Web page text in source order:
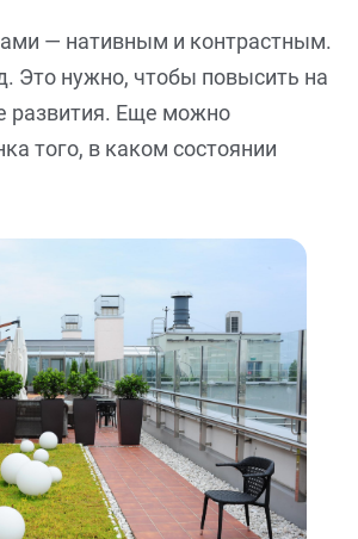
— нативным и контрастным.
Это нужно, чтобы повысить на
развития. Еще можно
того, в каком состоянии